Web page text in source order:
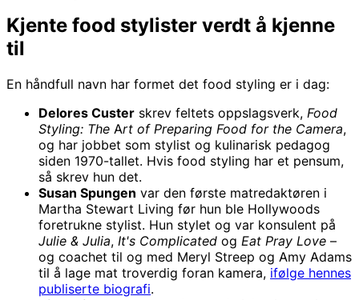
Kjente food stylister verdt å kjenne
til
En håndfull navn har formet det food styling er i dag:
Delores Custer skrev feltets oppslagsverk, Food
Styling: The Art of Preparing Food for the Camera,
og har jobbet som stylist og kulinarisk pedagog
siden 1970-tallet. Hvis food styling har et pensum,
så skrev hun det.
Susan Spungen var den første matredaktøren i
Martha Stewart Living før hun ble Hollywoods
foretrukne stylist. Hun stylet og var konsulent på
Julie & Julia, It's Complicated og Eat Pray Love –
og coachet til og med Meryl Streep og Amy Adams
til å lage mat troverdig foran kamera, ifølge hennes
publiserte biografi.